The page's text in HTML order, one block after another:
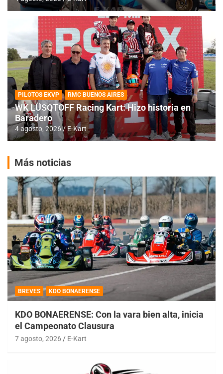
PILOTOS EKVP RMC BUENOS AIRES
WK LÜSQTOFF Racing Kart: Hizo historia en
Baradero
4 agosto, 2026 E-Kart
Más noticias
BREVES KDO BONAERENSE
KDO BONAERENSE: Con la vara bien alta, inicia
el Campeonato Clausura
7 agosto, 2026 E-Kart